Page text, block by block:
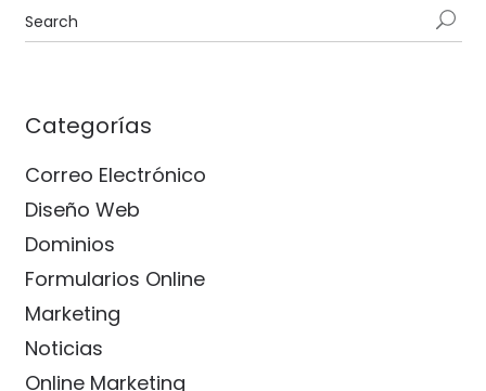
Categorías
Correo Electrónico
Diseño Web
Dominios
Formularios Online
Marketing
Noticias
Online Marketing